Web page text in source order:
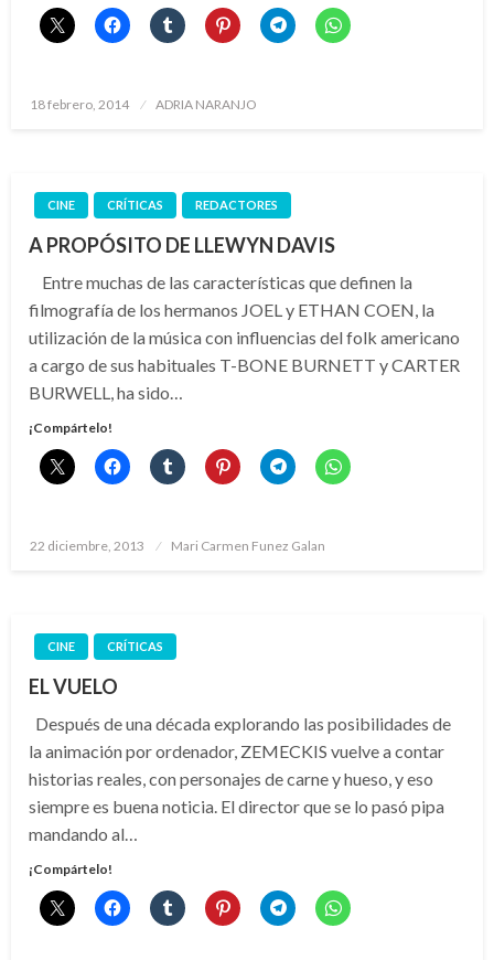
Publicado
18 febrero, 2014 ADRIA NARANJO
CINE CRÍTICAS REDACTORES
A PROPÓSITO DE LLEWYN DAVIS
Entre muchas de las características que definen la
filmografía de los hermanos JOEL y ETHAN COEN, la
utilización de la música con influencias del folk americano
a cargo de sus habituales T-BONE BURNETT y CARTER
BURWELL, ha sido…
¡Compártelo!
Publicado
22 diciembre, 2013 Mari Carmen Funez Galan
CINE CRÍTICAS
EL VUELO
Después de una década explorando las posibilidades de
la animación por ordenador, ZEMECKIS vuelve a contar
historias reales, con personajes de carne y hueso, y eso
siempre es buena noticia. El director que se lo pasó pipa
mandando al…
¡Compártelo!